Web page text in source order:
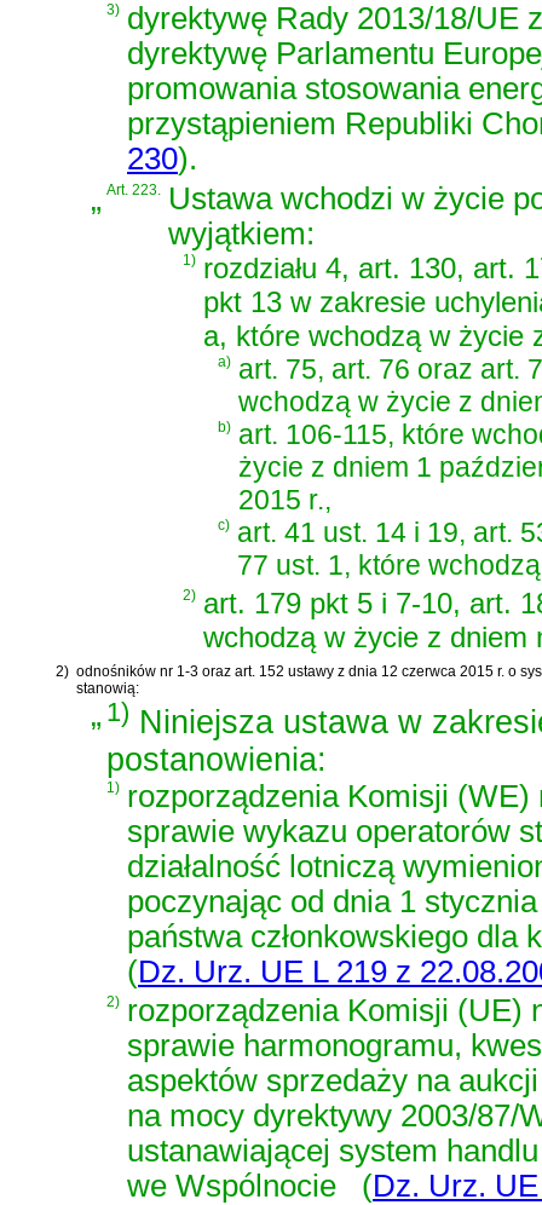
3) dyrektywę Rady 2013/18/UE
dyrektywę Parlamentu
promowania stosowania
przystąpieniem Republiki
230).
„Art. 223. Ustawa wchodzi w życie
wyjątkiem:
1) rozdziału 4, art. 130, art.
pkt 13 w zakresie
a, które wchodzą w życie
a) art. 75, art. 76 oraz art.
wchodzą w życie z
b) art. 106-115, które
życie z dniem 1
2015 r.,
c) art. 41 ust. 14 i 19, art.
77 ust. 1, które
2) art. 179 pkt 5 i 7-10, art.
wchodzą w życie z dniem
2) odnośników nr 1-3 oraz art. 152 ustawy z dnia 12 czerwca 2015 r. o
stanowią:
„1) Niniejsza ustawa w
postanowienia:
1) rozporządzenia Komisji
sprawie wykazu operatorów
działalność lotniczą
poczynając od dnia 1
państwa członkowskiego dla
(Dz. Urz. UE L 219 z
2) rozporządzenia Komisji (UE)
sprawie harmonogramu,
aspektów sprzedaży na
na mocy dyrektywy 2003/87/
ustanawiającej system
we Wspólnocie
(Dz. Urz.